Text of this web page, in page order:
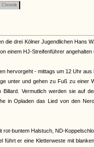
Chronik
die drei Kölner Jugendlichen Hans
einem HJ-Streifenführer
hervorgeht - mittags um 12 Uhr
unter und gehen zu Fuß zu einer
Billard. Vermutlich werden sie auf
in Opladen das Lied von den
buntem Halstuch, ND-
er eine Kletterweste mit